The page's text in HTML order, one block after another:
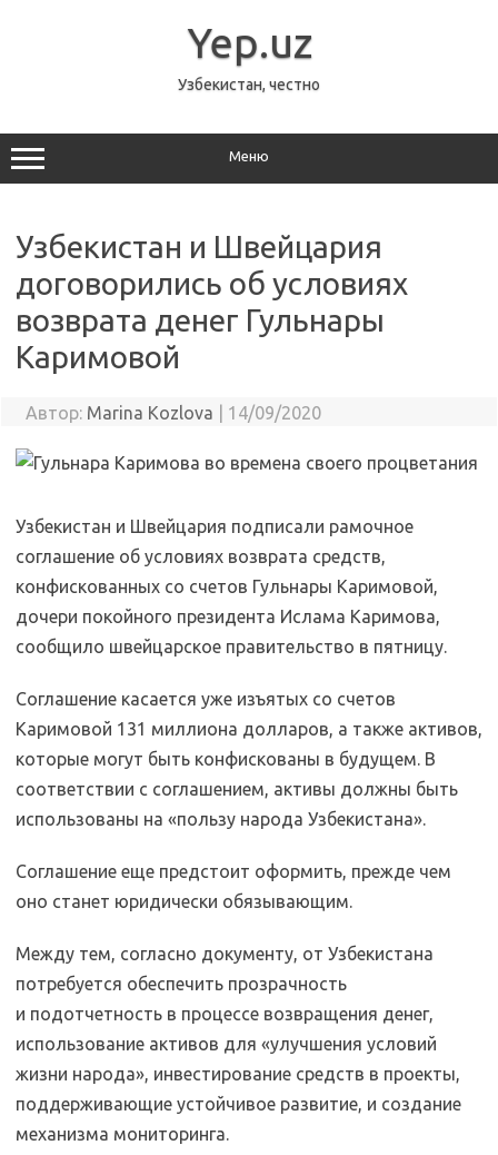
Yep.uz
Узбекистан, честно
Меню
Узбекистан и Швейцария
договорились об условиях
возврата денег Гульнары
Каримовой
Автор: Marina Kozlova 14/09/2020
Узбекистан и Швейцария подписали рамочное
соглашение об условиях возврата средств,
конфискованных со счетов Гульнары Каримовой,
дочери покойного президента Ислама Каримова,
сообщило швейцарское правительство в пятницу.
Соглашение касается уже изъятых со счетов
Каримовой 131 миллиона долларов, а также активов,
которые могут быть конфискованы в будущем. В
соответствии с соглашением, активы должны быть
использованы на «пользу народа Узбекистана».
Соглашение еще предстоит оформить, прежде чем
оно станет юридически обязывающим.
Между тем, согласно документу, от Узбекистана
потребуется обеспечить прозрачность
и подотчетность в процессе возвращения денег,
использование активов для «улучшения условий
жизни народа», инвестирование средств в проекты,
поддерживающие устойчивое развитие, и создание
механизма мониторинга.